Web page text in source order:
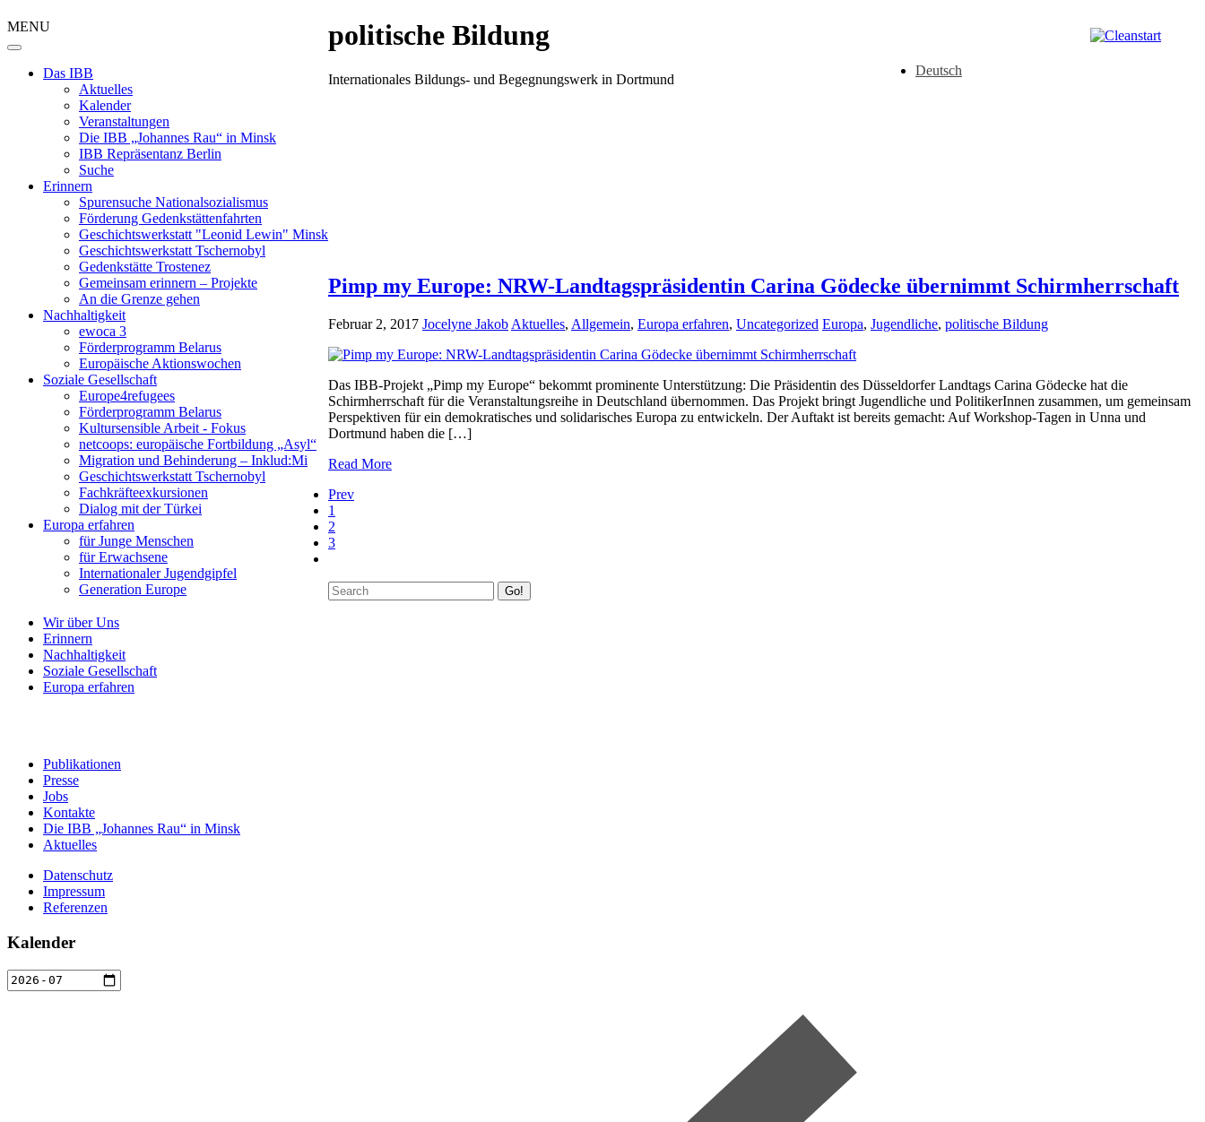
Deutsch
MENU
Das IBB
Aktuelles
Kalender
Veranstaltungen
Die IBB „Johannes Rau“ in Minsk
IBB Repräsentanz Berlin
Suche
Erinnern
Spurensuche Nationalsozialismus
Förderung Gedenkstättenfahrten
Geschichtswerkstatt "Leonid Lewin" Minsk
Geschichtswerkstatt Tschernobyl
Gedenkstätte Trostenez
Gemeinsam erinnern – Projekte
An die Grenze gehen
Nachhaltigkeit
ewoca 3
Förderprogramm Belarus
Europäische Aktionswochen
Soziale Gesellschaft
Europe4refugees
Förderprogramm Belarus
Kultursensible Arbeit - Fokus
netcoops: europäische Fortbildung „Asyl“
Migration und Behinderung – Inklud:Mi
Geschichtswerkstatt Tschernobyl
Fachkräfteexkursionen
Dialog mit der Türkei
Europa erfahren
für Junge Menschen
für Erwachsene
Internationaler Jugendgipfel
Generation Europe
politische Bildung
Internationales Bildungs- und Begegnungswerk in Dortmund
Pimp my Europe: NRW-Landtagspräsidentin Carina Gödecke übernimmt Schirmherrschaft
Februar 2, 2017 Jocelyne Jakob Aktuelles, Allgemein, Europa erfahren, Uncategorized Europa, Jugendliche, politische Bildung
Das IBB-Projekt „Pimp my Europe“ bekommt prominente Unterstützung: Die Präsidentin des Düsseldorfer Landtags Carina Gödecke hat die
Schirmherrschaft für die Veranstaltungsreihe in Deutschland übernommen. Das Projekt bringt Jugendliche und PolitikerInnen zusammen, um gemeinsam
Perspektiven für ein demokratisches und solidarisches Europa zu entwickeln. Der Auftakt ist bereits gemacht: Auf Workshop-Tagen in Unna und
Dortmund haben die […]
Read More
Prev
1
2
3
Go!
Wir über Uns
Erinnern
Nachhaltigkeit
Soziale Gesellschaft
Europa erfahren
Publikationen
Presse
Jobs
Kontakte
Die IBB „Johannes Rau“ in Minsk
Aktuelles
Datenschutz
Impressum
Referenzen
Kalender